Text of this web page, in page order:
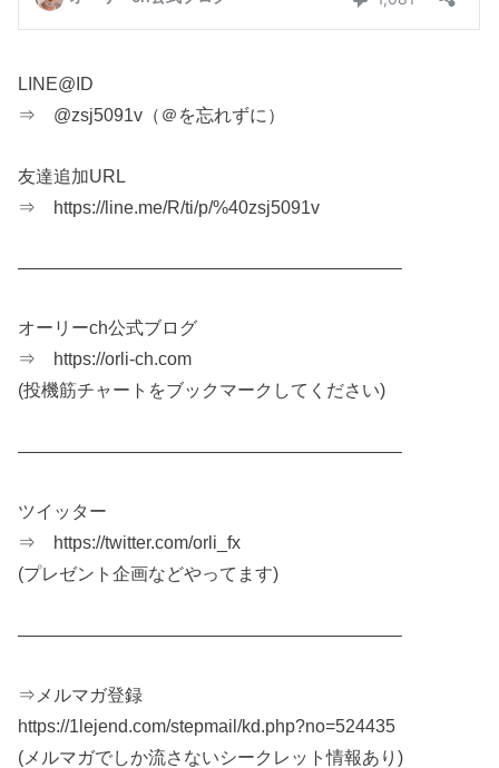
LINE@ID
⇒ @zsj5091v（＠を忘れずに）
友達追加URL
⇒ https://line.me/R/ti/p/%40zsj5091v
—————————————————————–
オーリーch公式ブログ
⇒ https://orli-ch.com
(投機筋チャートをブックマークしてください)
—————————————————————–
ツイッター
⇒ https://twitter.com/orli_fx
(プレゼント企画などやってます)
—————————————————————–
⇒メルマガ登録
https://1lejend.com/stepmail/kd.php?no=524435
(メルマガでしか流さないシークレット情報あり)